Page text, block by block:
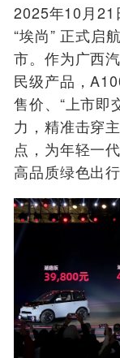
2025年10月21
“埃尚” 正式启
市。作为广西
民级产品，
售价、“上市即
力，精准击穿
点，为年轻一
高品质绿色出行